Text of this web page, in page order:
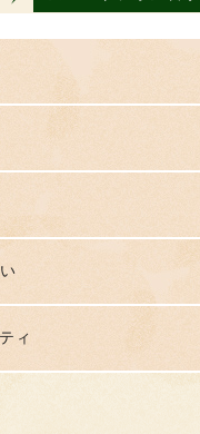
ィ